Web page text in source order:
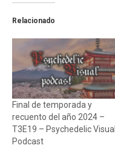
Relacionado
Final de temporada y
recuento del año 2024 –
T3E19 – Psychedelic Visual
Podcast